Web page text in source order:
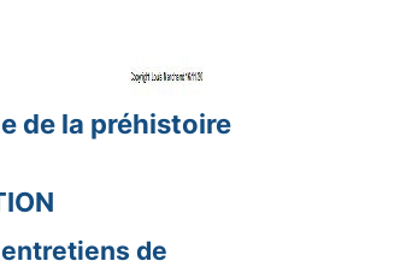
de la préhistoire
entretiens de